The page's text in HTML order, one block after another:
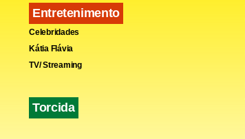
Entretenimento
Celebridades
Kátia Flávia
TV/ Streaming
Torcida